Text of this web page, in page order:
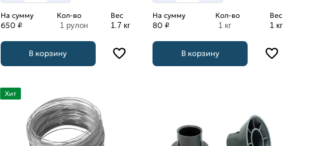
На сумму
650 ₽
Кол-во
1 рулон
Вес
1.7 кг
В корзину
На сумму
80 ₽
Кол-во
1 кг
Вес
1 кг
В корзину
Хит